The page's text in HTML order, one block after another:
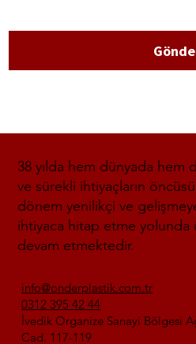
38 yılda hem dünyada
ve sürekli ihtiyaçların
dönem yenilikçi ve gelişmeye
ihtiyaca hitap etme yolunda
devam etmektedir.
info@onderplastik.com.tr
0312 395 42 44
İvedik Organize Sanayi Bölgesi
Cad. 117-119